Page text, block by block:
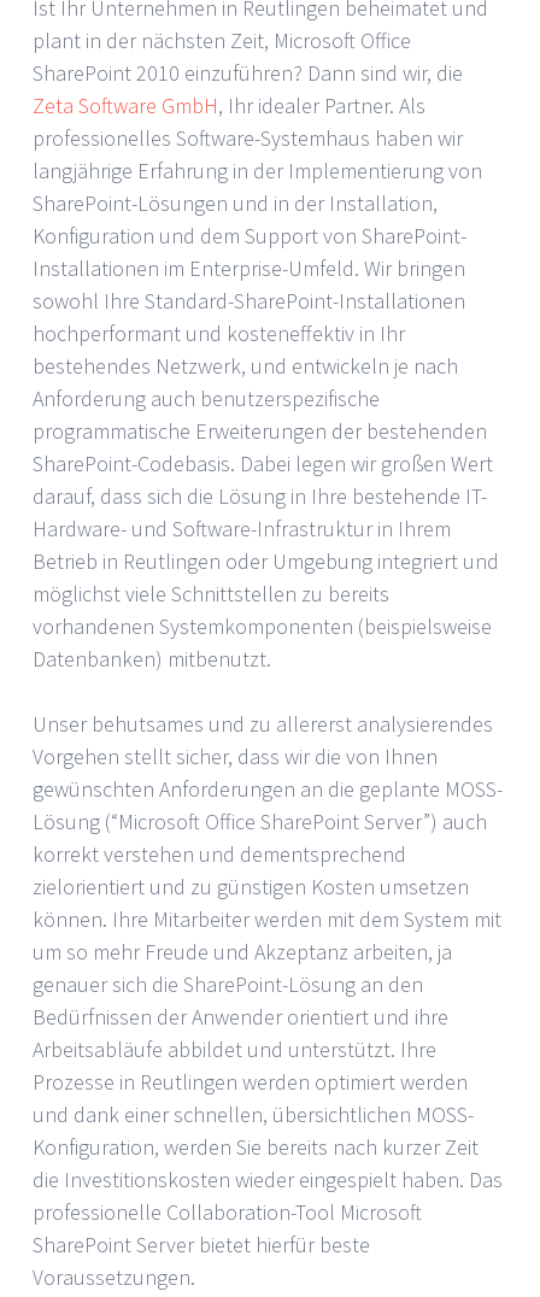
Ist Ihr Unternehmen in Reutlingen beheimatet und
plant in der nächsten Zeit, Microsoft Office
SharePoint 2010 einzuführen? Dann sind wir, die
Zeta Software GmbH, Ihr idealer Partner. Als
professionelles Software-Systemhaus haben wir
langjährige Erfahrung in der Implementierung von
SharePoint-Lösungen und in der Installation,
Konfiguration und dem Support von SharePoint-
Installationen im Enterprise-Umfeld. Wir bringen
sowohl Ihre Standard-SharePoint-Installationen
hochperformant und kosteneffektiv in Ihr
bestehendes Netzwerk, und entwickeln je nach
Anforderung auch benutzerspezifische
programmatische Erweiterungen der bestehenden
SharePoint-Codebasis. Dabei legen wir großen Wert
darauf, dass sich die Lösung in Ihre bestehende IT-
Hardware- und Software-Infrastruktur in Ihrem
Betrieb in Reutlingen oder Umgebung integriert und
möglichst viele Schnittstellen zu bereits
vorhandenen Systemkomponenten (beispielsweise
Datenbanken) mitbenutzt.
Unser behutsames und zu allererst analysierendes
Vorgehen stellt sicher, dass wir die von Ihnen
gewünschten Anforderungen an die geplante MOSS-
Lösung (“Microsoft Office SharePoint Server”) auch
korrekt verstehen und dementsprechend
zielorientiert und zu günstigen Kosten umsetzen
können. Ihre Mitarbeiter werden mit dem System mit
um so mehr Freude und Akzeptanz arbeiten, ja
genauer sich die SharePoint-Lösung an den
Bedürfnissen der Anwender orientiert und ihre
Arbeitsabläufe abbildet und unterstützt. Ihre
Prozesse in Reutlingen werden optimiert werden
und dank einer schnellen, übersichtlichen MOSS-
Konfiguration, werden Sie bereits nach kurzer Zeit
die Investitionskosten wieder eingespielt haben. Das
professionelle Collaboration-Tool Microsoft
SharePoint Server bietet hierfür beste
Voraussetzungen.